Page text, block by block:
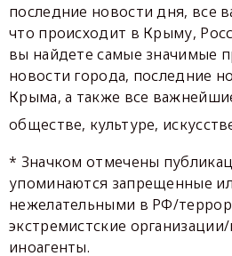
последние новости дня, все
что происходит в Крыму,
вы найдете самые значимые
новости города, последние
Крыма, а также все
обществе, культуре,
* Значком отмечены
упоминаются запрещенные
нежелательными в РФ/
экстремистские
иноагенты.